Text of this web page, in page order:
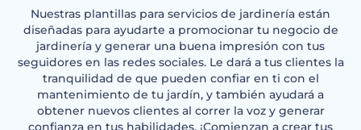
Nuestras plantillas para servicios de jardinería están
diseñadas para ayudarte a promocionar tu negocio de
jardinería y generar una buena impresión con tus
seguidores en las redes sociales. Le dará a tus clientes la
tranquilidad de que pueden confiar en ti con el
mantenimiento de tu jardín, y también ayudará a
obtener nuevos clientes al correr la voz y generar
confianza en tus habilidades. ¡Comienzan a crear tus